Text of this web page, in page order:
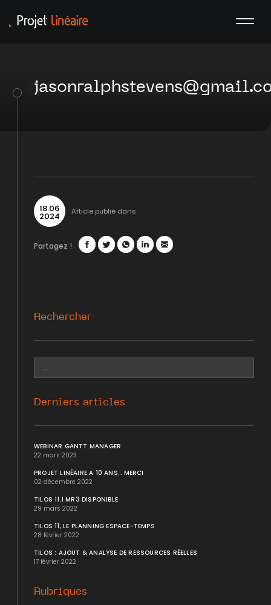
18.06
2024 Article publié dans
Partagez !
Rechercher
Derniers articles
WEBINAR GANTT MANAGER
22 mars 2023
PROJET LINÉAIRE A 10 ANS... MERCI
02 décembre 2022
TILOS 11.1 MR3 DISPONIBLE
29 mars 2022
TILOS 11, LE PLANNING ESPACE-TEMPS
28 février 2022
TILOS : AJOUT & ANALYSE DE RESSOURCES RÉELLES
17 février 2022
Rubriques